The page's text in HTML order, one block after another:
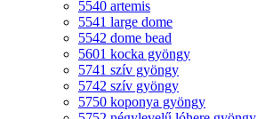
5540 artemis
5541 large dome
5542 dome bead
5601 kocka gyöngy
5741 szív gyöngy
5742 szív gyöngy
5750 koponya gyöngy